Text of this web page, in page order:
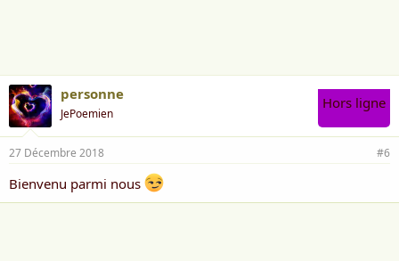
personne
JePoemien
Hors ligne
27 Décembre 2018 #6
Bienvenu parmi nous